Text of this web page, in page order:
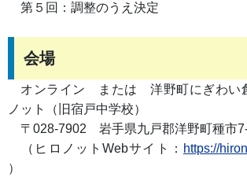
第５回：調整のうえ決定
会場
オンライン または 洋野町にぎわい
ノット（旧宿戸中学校）
〒028-7902 岩手県九戸郡洋野町種市
（ヒロノットWebサイト： https://
）